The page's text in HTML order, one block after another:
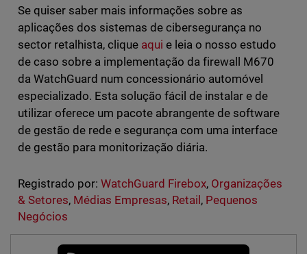
Se quiser saber mais informações sobre as
aplicações dos sistemas de cibersegurança no
sector retalhista, clique aqui e leia o nosso estudo
de caso sobre a implementação da firewall M670
da WatchGuard num concessionário automóvel
especializado. Esta solução fácil de instalar e de
utilizar oferece um pacote abrangente de software
de gestão de rede e segurança com uma interface
de gestão para monitorização diária.
Registrado por: WatchGuard Firebox, Organizações
& Setores, Médias Empresas, Retail , Pequenos
Negócios